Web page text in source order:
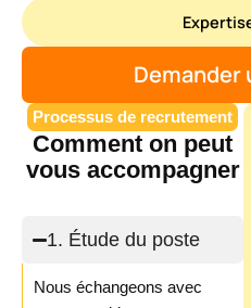
Demander
Processus de recrutement
Comment on peut
vous accompagner
1. Étude du poste
Nous échangeons avec